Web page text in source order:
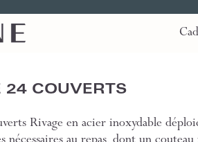
24 COUVERTS
Rivage en acier inoxydable